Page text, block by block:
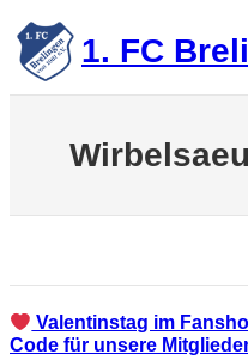
Zum
Inhalt
springen 1. FC
Valentinstag im
Code für unsere